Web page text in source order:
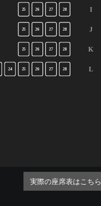
I
J
K
L
25 26 27 28
25 26 27 28
25 26 27 28
24 25 26 27 28
実際の座席表はこちら